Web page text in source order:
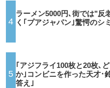
4
ラーメン5000円､街では"
く｢プアジャパン｣驚愕のシ
5
｢アジフライ100枚と20枚､
か｣コンビニを作った天才･
答え｣